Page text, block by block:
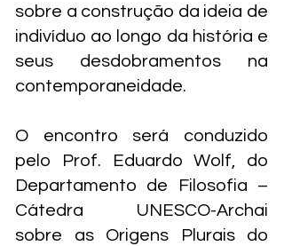
sobre a construção da ideia de
indivíduo ao longo da história e
seus desdobramentos na
contemporaneidade.
O encontro será conduzido
pelo Prof. Eduardo Wolf, do
Departamento de Filosofia –
Cátedra UNESCO-Archai
sobre as Origens Plurais do